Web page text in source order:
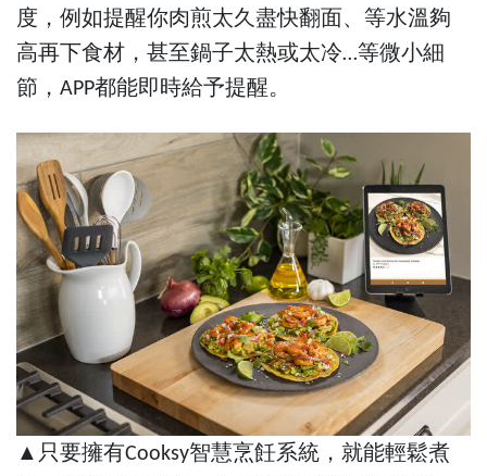
度，例如提醒你肉煎太久盡快翻面、等水溫夠
高再下食材，甚至鍋子太熱或太冷…等微小細
節，APP都能即時給予提醒。
▲只要擁有Cooksy智慧烹飪系統，就能輕鬆煮